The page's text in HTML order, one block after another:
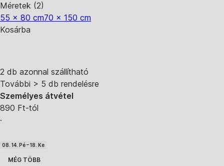
Méretek (2)
55 x 80 cm70 x 150 cm
Kosárba
2 db azonnal szállítható
További > 5 db rendelésre
Személyes átvétel
890 Ft-tól
·
08. 14. Pé – 18. Ke
MÉG TÖBB